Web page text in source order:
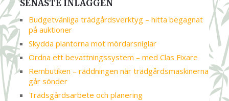
SENASTE INLÄGGEN
Budgetvänliga trädgårdsverktyg – hitta begagnat
på auktioner
Skydda plantorna mot mördarsniglar
Ordna ett bevattningssystem – med Clas Fixare
Rembutiken – räddningen när trädgårdsmaskinerna
går sönder
Trädsgårdsarbete och planering